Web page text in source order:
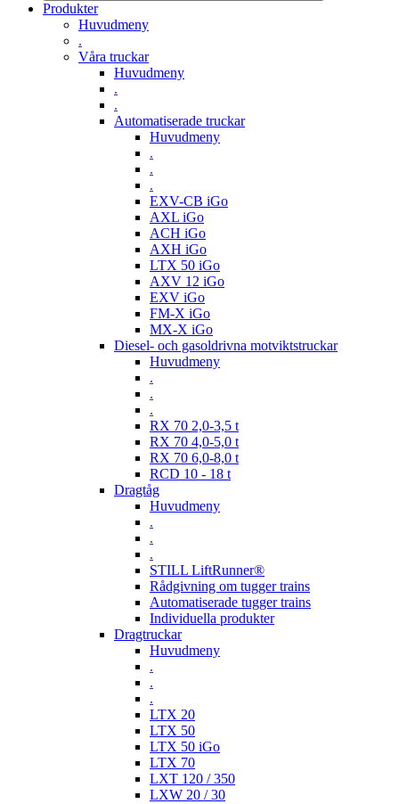
Produkter
Huvudmeny
.
Våra truckar
Huvudmeny
.
.
Automatiserade truckar
Huvudmeny
.
.
.
EXV-CB iGo
AXL iGo
ACH iGo
AXH iGo
LTX 50 iGo
AXV 12 iGo
EXV iGo
FM-X iGo
MX-X iGo
Diesel- och gasoldrivna motviktstruckar
Huvudmeny
.
.
.
RX 70 2,0-3,5 t
RX 70 4,0-5,0 t
RX 70 6,0-8,0 t
RCD 10 - 18 t
Dragtåg
Huvudmeny
.
.
.
STILL LiftRunner®
Rådgivning om tugger trains
Automatiserade tugger trains
Individuella produkter
Dragtruckar
Huvudmeny
.
.
.
LTX 20
LTX 50
LTX 50 iGo
LTX 70
LXT 120 / 350
LXW 20 / 30